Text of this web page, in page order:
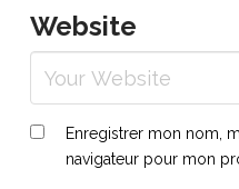
Website
Enregistrer mon nom,
navigateur pour mon